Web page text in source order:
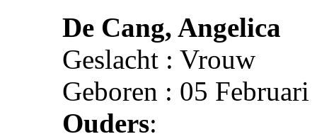
De Cang, Angelica
Geslacht : Vrouw
Geboren : 05
Ouders: